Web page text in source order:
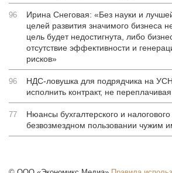
96
Ирина Снеговая: «Без науки и
целей развития значимого бизнеса
цель будет недостигнута, либо
отсутствие эффективности и
рисков»
96
НДС-ловушка для подрядчика на УСН
исполнить контракт, не
77
Нюансы бухгалтерского и
безвозмездном пользовании чужим